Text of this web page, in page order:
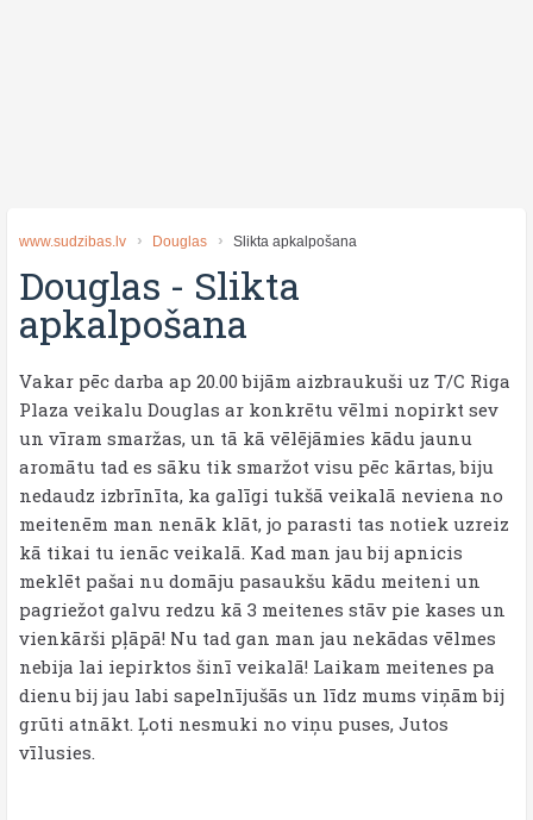
www.sudzibas.lv Douglas Slikta apkalpošana
Douglas - Slikta
apkalpošana
Vakar pēc darba ap 20.00 bijām aizbraukuši uz T/C Riga
Plaza veikalu Douglas ar konkrētu vēlmi nopirkt sev
un vīram smaržas, un tā kā vēlējāmies kādu jaunu
aromātu tad es sāku tik smaržot visu pēc kārtas, biju
nedaudz izbrīnīta, ka galīgi tukšā veikalā neviena no
meitenēm man nenāk klāt, jo parasti tas notiek uzreiz
kā tikai tu ienāc veikalā. Kad man jau bij apnicis
meklēt pašai nu domāju pasaukšu kādu meiteni un
pagriežot galvu redzu kā 3 meitenes stāv pie kases un
vienkārši pļāpā! Nu tad gan man jau nekādas vēlmes
nebija lai iepirktos šinī veikalā! Laikam meitenes pa
dienu bij jau labi sapelnījušās un līdz mums viņām bij
grūti atnākt. Ļoti nesmuki no viņu puses, Jutos
vīlusies.